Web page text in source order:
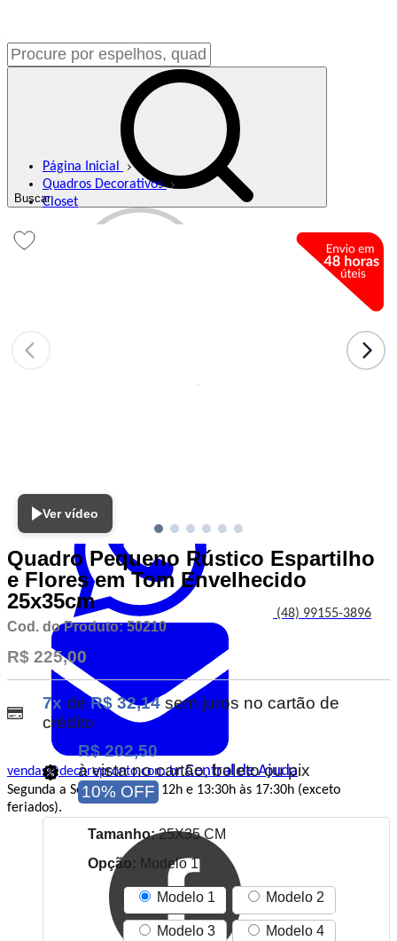
Buscar
Meus Favoritos
(48) 99155-3896
vendas@decorepronto.com.brCentral de Ajuda
Segunda a Sexta das 8h às 12h e 13:30h às 17:30h (exceto
feriados).
Página Inicial
Quadros Decorativos
Closet
Ver vídeo
Quadro Pequeno Rústico Espartilho
e Flores em Tom Envelhecido
25x35cm
Cod. do Produto: 50210
R$ 225,00
7x de R$ 32,14 sem juros no cartão de
crédito
R$ 202,50
à vista no cartão, boleto ou pix
10% OFF
Tamanho:25X35 CM
Opção: Modelo 1
Modelo 1 Modelo 2
Modelo 3 Modelo 4